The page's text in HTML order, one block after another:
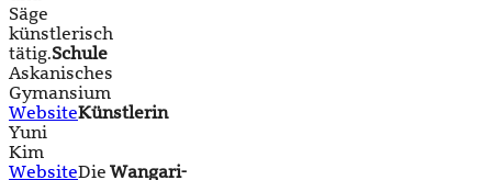
Säge
künstlerisch
tätig.Schule
Askanisches
Gymansium
WebsiteKünstlerin
Yuni
Kim
WebsiteDie Wangari-